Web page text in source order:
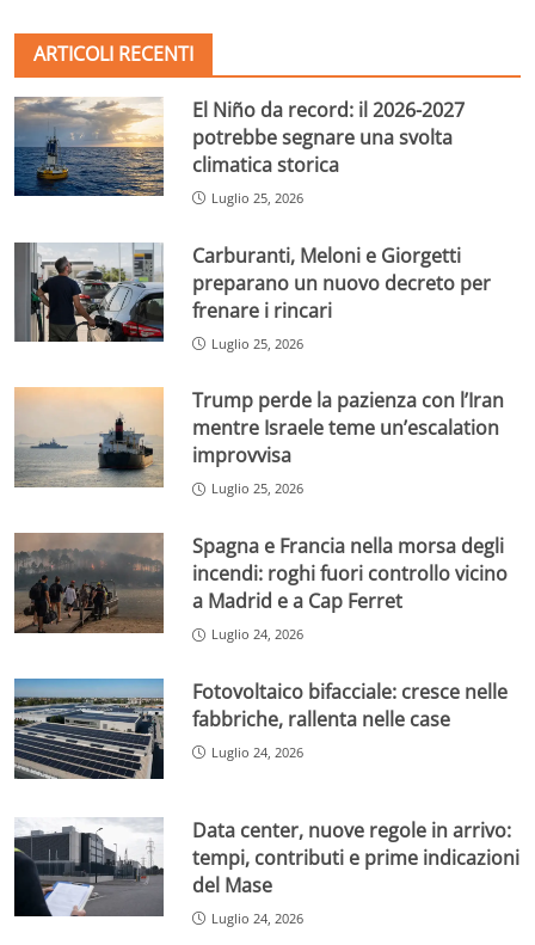
ARTICOLI RECENTI
El Niño da record: il 2026-2027
potrebbe segnare una svolta
climatica storica
Luglio 25, 2026
Carburanti, Meloni e Giorgetti
preparano un nuovo decreto per
frenare i rincari
Luglio 25, 2026
Trump perde la pazienza con l’Iran
mentre Israele teme un’escalation
improvvisa
Luglio 25, 2026
Spagna e Francia nella morsa degli
incendi: roghi fuori controllo vicino
a Madrid e a Cap Ferret
Luglio 24, 2026
Fotovoltaico bifacciale: cresce nelle
fabbriche, rallenta nelle case
Luglio 24, 2026
Data center, nuove regole in arrivo:
tempi, contributi e prime indicazioni
del Mase
Luglio 24, 2026